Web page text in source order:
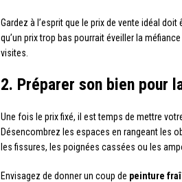
Gardez à l’esprit que le prix de vente idéal
qu’un prix trop bas pourrait éveiller la
visites.
2. Préparer son bien pour
Une fois le prix fixé, il est temps de mettre
Désencombrez les espaces en rangeant les
les fissures, les poignées cassées ou les
Envisagez de donner un coup de peinture